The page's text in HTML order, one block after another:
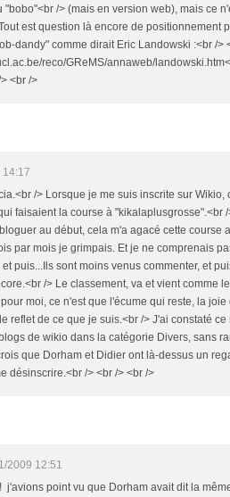
"bobo"<br /> (mais en version web), mais ce
est question là encore de positionnement
dandy" comme dirait Eric Landowski :<br />
reco/GReMS/annaweb/
<br />
14:17
/> Lorsque je me suis inscrite sur Wikio,
faisaient la course à "kikalaplusgrosse".<br
au début, cela m'a agacé cette course
par mois je grimpais. Et je ne comprenais
puis...Ils sont moins venus commenter, et
/> Le classement, va et vient comme
moi, ce n'est que l'écume qui reste, la
reflet de ce que je suis.<br /> J'ai constaté
de wikio dans la catégorie Divers, sans
que Dorham et Didier ont là-dessus un
désinscrire.<br /> <br /> <br />
2009 12:51
j'avions point vu que Dorham avait dit la